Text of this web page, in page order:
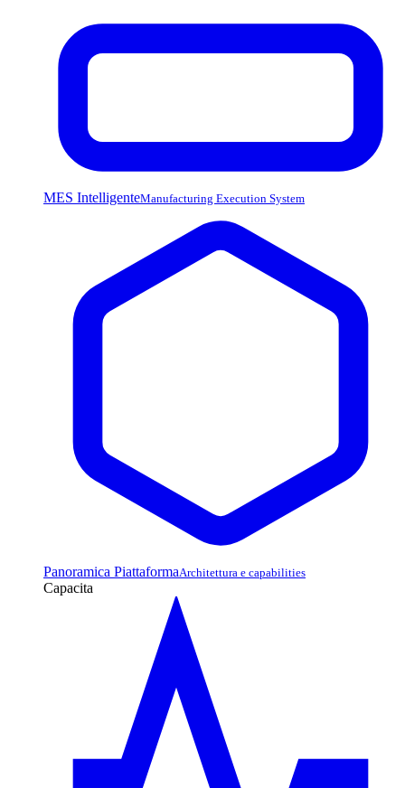
MES IntelligenteManufacturing Execution System
Panoramica PiattaformaArchitettura e capabilities
Capacita